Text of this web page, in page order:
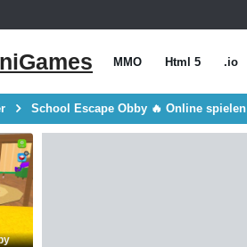
MMO Html 5 .io
School Escape Obby 🔥 Online spielen